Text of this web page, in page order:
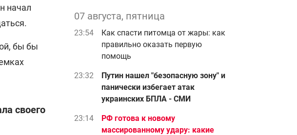
начал
бы бы
своего
07 августа, пятница
23:54
Как спасти питомца от жары: как
правильно оказать первую
помощь
23:32
Путин нашел "безопасную зону" и
панически избегает атак
украинских БПЛА - СМИ
23:14
РФ готова к новому
массированному удару: какие